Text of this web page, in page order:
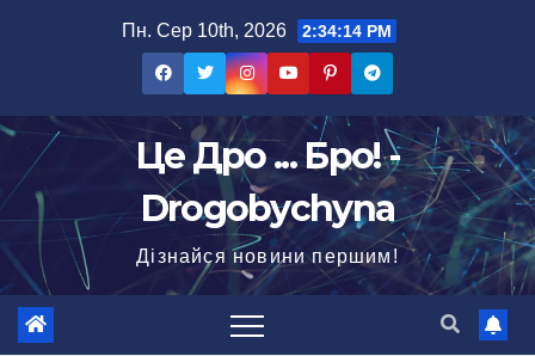
Пн. Сер 10th, 2026 2:34:15 PM
Це Дро ... Бро! -
Drogobychyna
Дізнайся новини першим!